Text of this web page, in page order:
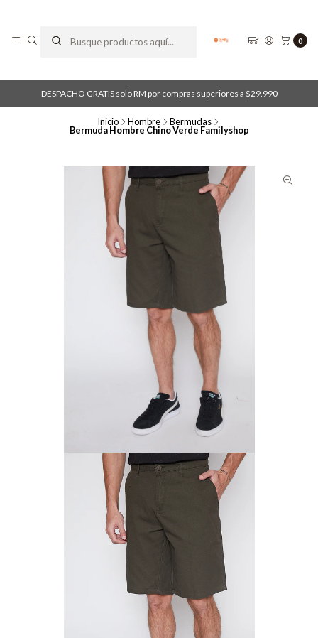
0
DESPACHO GRATIS solo RM por compras superiores a $29.990
Inicio Hombre Bermudas
Bermuda Hombre Chino Verde Familyshop